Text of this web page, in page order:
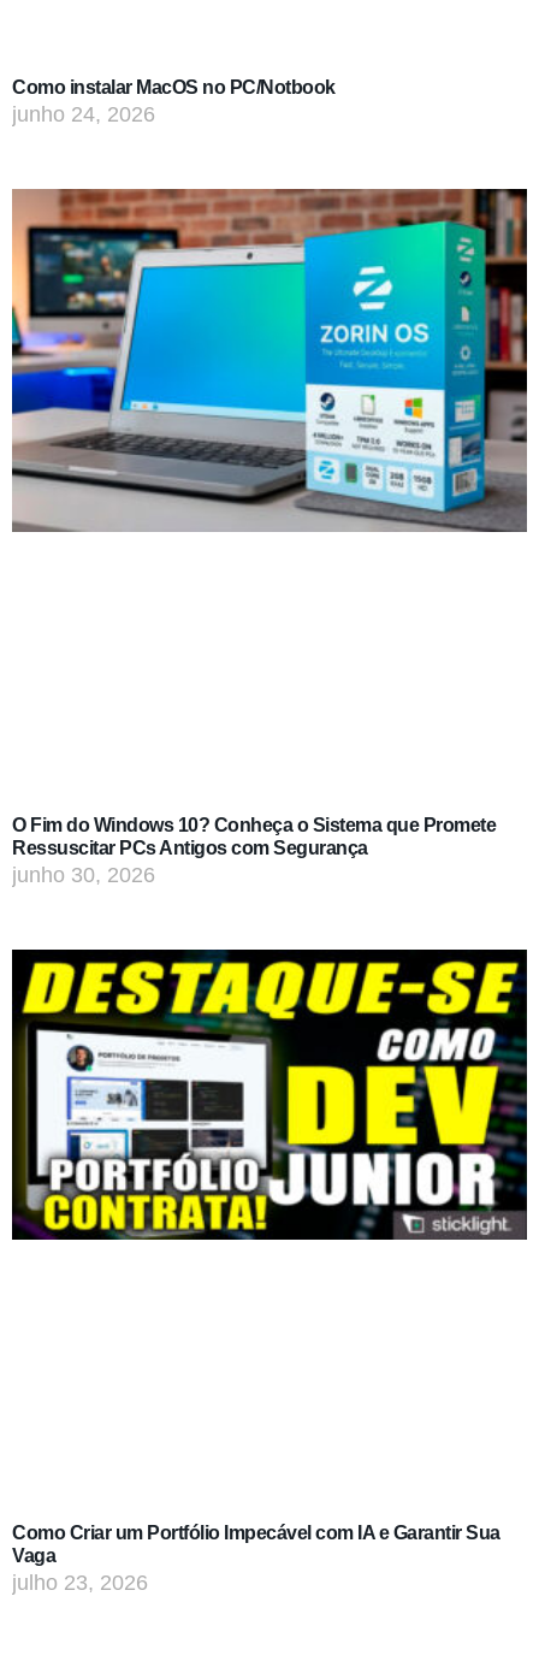
Como instalar MacOS no PC/Notbook
junho 24, 2026
O Fim do Windows 10? Conheça o Sistema que Promete
Ressuscitar PCs Antigos com Segurança
junho 30, 2026
Como Criar um Portfólio Impecável com IA e Garantir Sua
Vaga
julho 23, 2026